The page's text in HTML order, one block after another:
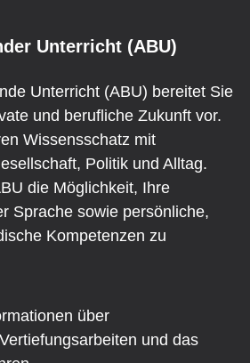
Unterricht (ABU)
Unterricht (ABU) bereitet Sie
und berufliche Zukunft vor.
Wissensschatz mit
Politik und Alltag.
die Möglichkeit, Ihre
Sprache sowie persönliche,
Kompetenzen zu
über
und das